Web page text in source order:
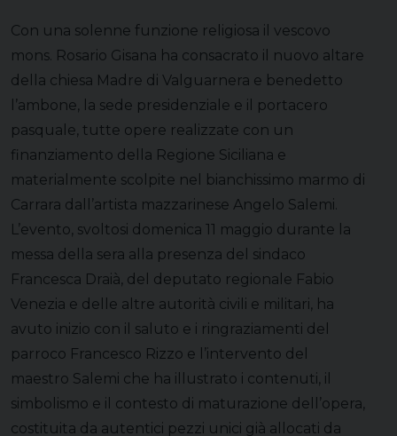
Con una solenne funzione religiosa il vescovo
mons. Rosario Gisana ha consacrato il nuovo altare
della chiesa Madre di Valguarnera e benedetto
l’ambone, la sede presidenziale e il portacero
pasquale, tutte opere realizzate con un
finanziamento della Regione Siciliana e
materialmente scolpite nel bianchissimo marmo di
Carrara dall’artista mazzarinese Angelo Salemi.
L’evento, svoltosi domenica 11 maggio durante la
messa della sera alla presenza del sindaco
Francesca Draià, del deputato regionale Fabio
Venezia e delle altre autorità civili e militari, ha
avuto inizio con il saluto e i ringraziamenti del
parroco Francesco Rizzo e l’intervento del
maestro Salemi che ha illustrato i contenuti, il
simbolismo e il contesto di maturazione dell’opera,
costituita da autentici pezzi unici già allocati da